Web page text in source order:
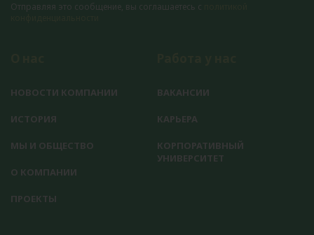
Отправляя это сообщение, вы соглашаетесь с
НОВОСТИ КОМПАНИИ
ИСТОРИЯ
МЫ И ОБЩЕСТВО
О КОМПАНИИ
ПРОЕКТЫ
ВАКАНСИИ
КАРЬЕРА
КОРПОРАТИВНЫЙ
УНИВЕРСИТЕТ